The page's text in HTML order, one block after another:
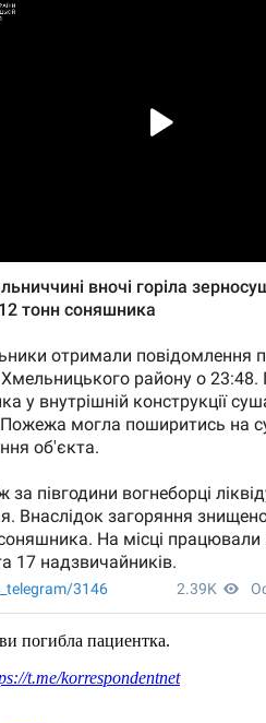
погибла пациентка.
t.me/korrespondentnet